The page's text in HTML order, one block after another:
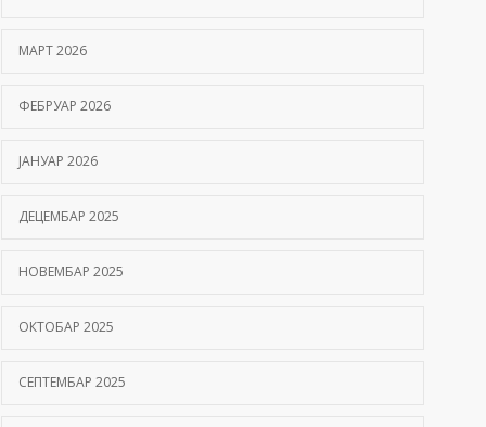
Hemofilija: Kako prepoznati simptome i kada se
09/06/2026
Kako hiperbarična komora pomaže oporavak
01/06/2026
МАРТ 2026
ФЕБРУАР 2026
ЈАНУАР 2026
ДЕЦЕМБАР 2025
НОВЕМБАР 2025
ОКТОБАР 2025
СЕПТЕМБАР 2025